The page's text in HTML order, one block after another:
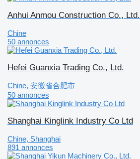
Anhui Anmou Construction Co., Ltd.
Chine
50 annonces
Hefei Guanxia Trading Co., Ltd.
Chine, 安徽省合肥市
50 annonces
Shanghai Kinglink Industry Co Ltd
Chine, Shanghai
891 annonces